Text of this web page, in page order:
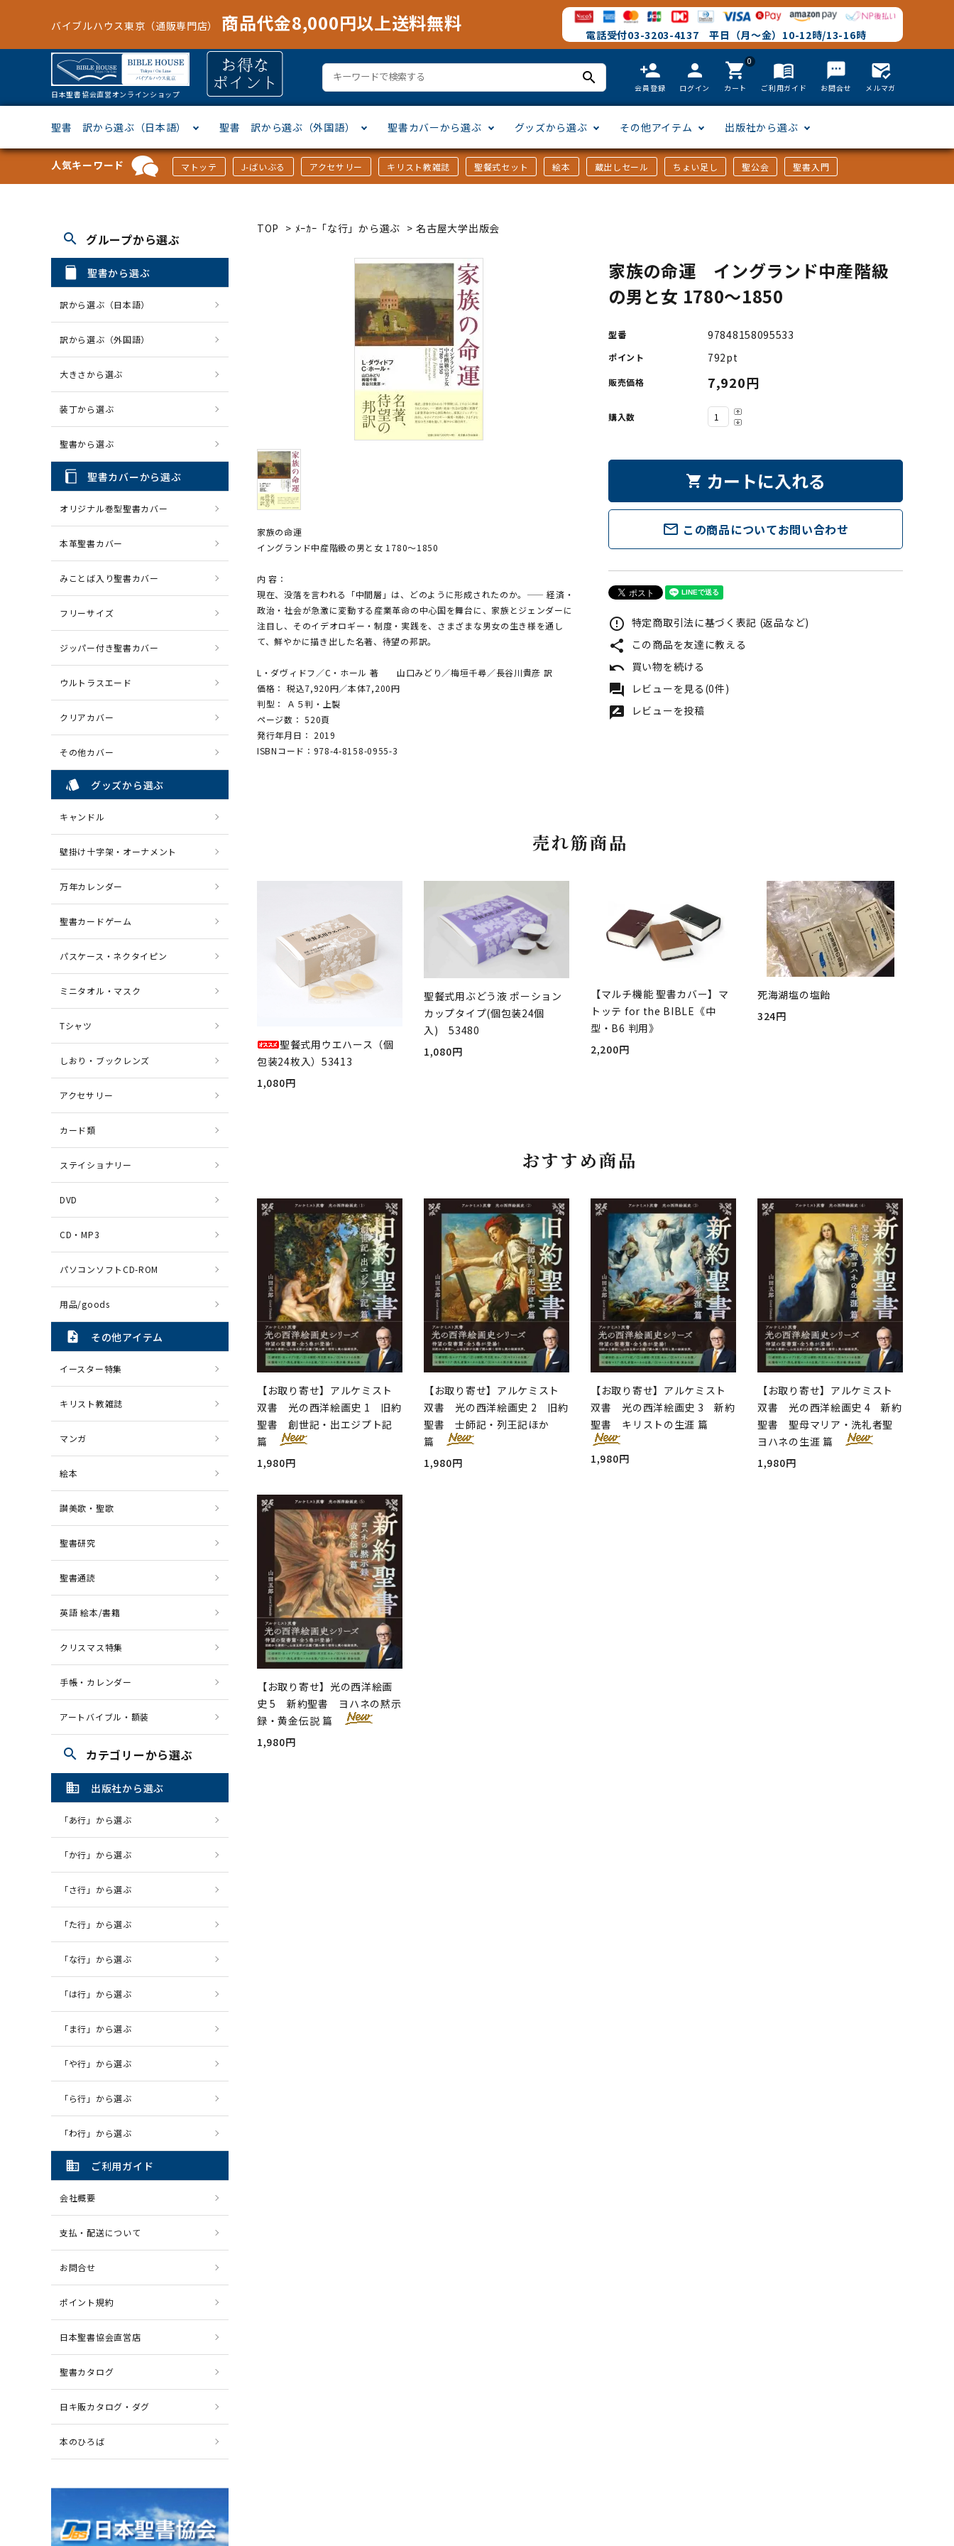
バイブルハウス東京（通販専門店） 商品代金8,000円以上送料無料 電話受付03-3203-4137 平日（月～金）10-12時/13-16時
日本聖書協会直営オンラインショップ
search person_add
会員登録
person
ログイン
0
shopping_cart
カート
menu_book
ご利用ガイド
textsms
お問合せ
mark_email_read
メルマガ
聖書 訳から選ぶ（日本語）
新改訳
聖書 訳から選ぶ（外国語）
ドイツ語
その他ヨーロッパ言語 アフリカの言語
聖書カバーから選ぶ
ジッパー付き聖書カバー
グッズから選ぶ
パスケース・ネクタイピン
DVD
CD・MP3 パソコンソフトCD-ROM
その他アイテム
聖書通読
出版社から選ぶ
「な行」から選ぶ
「わ行」から選ぶ
人気キーワード マトッテ J-ばいぶる アクセサリー キリスト教雑誌 聖餐式セット 絵本 蔵出しセール ちょい足し 聖公会 聖書入門
TOP > ﾒｰｶｰ「な行」から選ぶ > 名古屋大学出版会
家族の命運
イングランド中産階級の男と女 1780～1850
内 容：
現在、没落を言われる「中間層」は、どのように形成されたのか。—— 経済・
政治・社会が急激に変動する産業革命の中心国を舞台に、家族とジェンダーに
注目し、そのイデオロギー・制度・実践を、さまざまな男女の生き様を通し
て、鮮やかに描き出した名著、待望の邦訳。
L・ダヴィドフ／C・ホール 著 山口みどり／梅垣千尋／長谷川貴彦 訳
価格： 税込7,920円／本体7,200円
判型： Ａ５判・上製
ページ数： 520頁
発行年月日： 2019
ISBNコード：978-4-8158-0955-3
家族の命運 イングランド中産階級
の男と女 1780～1850
型番 97848158095533
ポイント 792pt
販売価格 7,920円
購入数
shopping_cart カートに入れる
mail_outline この商品についてお問い合わせ
error_outline 特定商取引法に基づく表記 (返品など)
share この商品を友達に教える
undo 買い物を続ける
forum レビューを見る(0件)
rate_review レビューを投稿
売れ筋商品
聖餐式用ウエハース（個
包装24枚入）53413
1,080円
聖餐式用ぶどう液 ポーション
カップタイプ(個包装24個
入) 53480
1,080円
【マルチ機能 聖書カバー】マ
トッテ for the BIBLE《中
型・B6 判用》
2,200円
死海湖塩の塩飴
324円
おすすめ商品
【お取り寄せ】アルケミスト
双書 光の西洋絵画史 1 旧約
聖書 創世記・出エジプト記
篇
1,980円
【お取り寄せ】アルケミスト
双書 光の西洋絵画史 2 旧約
聖書 士師記・列王記ほか
篇
1,980円
【お取り寄せ】アルケミスト
双書 光の西洋絵画史 3 新約
聖書 キリストの生涯 篇
1,980円
【お取り寄せ】アルケミスト
双書 光の西洋絵画史 4 新約
聖書 聖母マリア・洗礼者聖
ヨハネの生涯 篇
1,980円
【お取り寄せ】光の西洋絵画
史 5 新約聖書 ヨハネの黙示
録・黄金伝説 篇
1,980円
search グループから選ぶ
聖書から選ぶ
訳から選ぶ（日本語）
訳から選ぶ（外国語）
大きさから選ぶ
装丁から選ぶ
聖書から選ぶ
聖書カバーから選ぶ
オリジナル巻型聖書カバー
本革聖書カバー
みことば入り聖書カバー
フリーサイズ
ジッパー付き聖書カバー
ウルトラスエード
クリアカバー
その他カバー
style グッズから選ぶ
キャンドル
壁掛け十字架・オーナメント
万年カレンダー
聖書カードゲーム
パスケース・ネクタイピン
ミニタオル・マスク
Tシャツ
しおり・ブックレンズ
アクセサリー
カード類
ステイショナリー
DVD
CD・MP3
パソコンソフトCD-ROM
用品/goods
note_add その他アイテム
イースター特集
キリスト教雑誌
マンガ
絵本
讃美歌・聖歌
聖書研究
聖書通読
英語 絵本/書籍
クリスマス特集
手帳・カレンダー
アートバイブル・額装
search カテゴリーから選ぶ
domain 出版社から選ぶ
「あ行」から選ぶ
「か行」から選ぶ
「さ行」から選ぶ
「た行」から選ぶ
「な行」から選ぶ
「は行」から選ぶ
「ま行」から選ぶ
「や行」から選ぶ
「ら行」から選ぶ
「わ行」から選ぶ
domain ご利用ガイド
会社概要
支払・配送について
お問合せ
ポイント規約
日本聖書協会直営店
聖書カタログ
日キ販カタログ・ダグ
本のひろば